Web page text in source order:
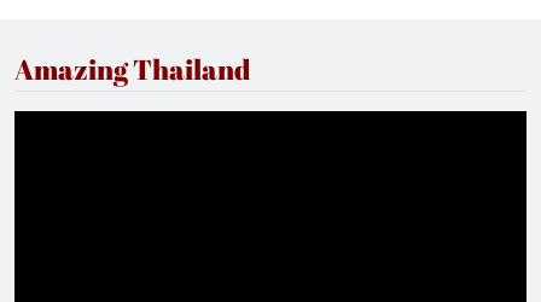
Amazing Thailand